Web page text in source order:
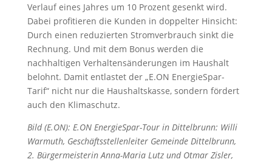
Verlauf eines Jahres um 10 Prozent gesenkt wird.
Dabei profitieren die Kunden in doppelter Hinsicht:
Durch einen reduzierten Stromverbrauch sinkt die
Rechnung. Und mit dem Bonus werden die
nachhaltigen Verhaltensänderungen im Haushalt
belohnt. Damit entlastet der „E.ON EnergieSpar-
Tarif“ nicht nur die Haushaltskasse, sondern fördert
auch den Klimaschutz.
Bild (E.ON): E.ON EnergieSpar-Tour in Dittelbrunn: Willi
Warmuth, Geschäftsstellenleiter Gemeinde Dittelbrunn,
2. Bürgermeisterin Anna-Maria Lutz und Otmar Zisler,